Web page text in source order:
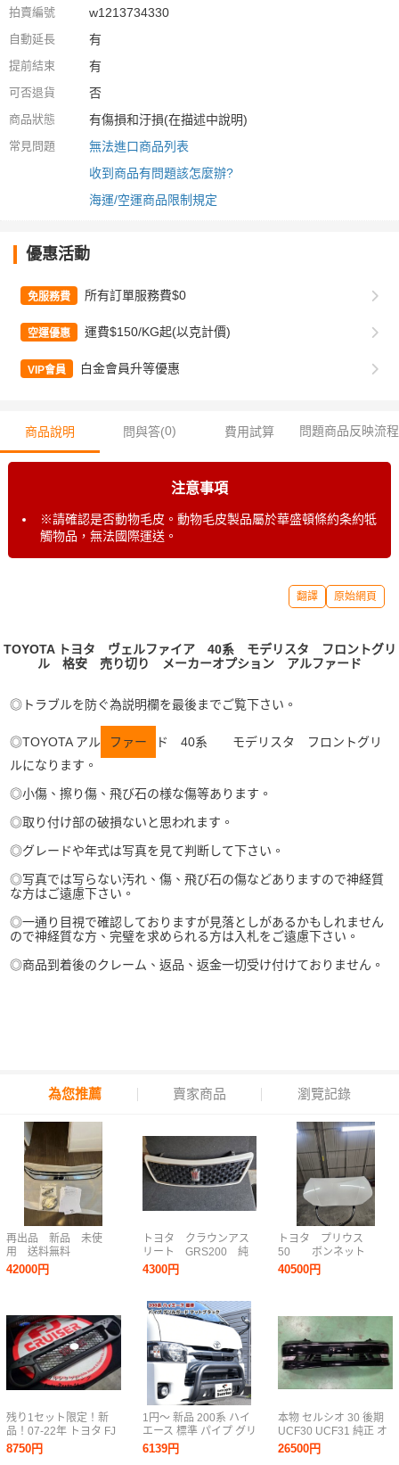
拍賣編號 w1213734330
自動延長 有
提前結束 有
可否退貨 否
商品狀態 有傷損和汙損(在描述中說明)
常見問題
無法進口商品列表
收到商品有問題該怎麼辦?
海運/空運商品限制規定
優惠活動
免服務費 所有訂單服務費$0
空運優惠 運費$150/KG起(以克計價)
VIP會員 白金會員升等優惠
商品說明 問與答(0) 費用試算 問題商品反映流程
注意事項
※請確認是否動物毛皮。動物毛皮製品屬於華盛頓條約条約牴
觸物品，無法國際運送。
翻譯 原始網頁
TOYOTA トヨタ ヴェルファイア 40系 モデリスタ フロントグリ
ル 格安 売り切り メーカーオプション アルファード
◎トラブルを防ぐ為説明欄を最後までご覧下さい。
◎TOYOTA アル ファー
ド 40系 モデリスタ フロントグリ
ルになります。
◎小傷、擦り傷、飛び石の様な傷等あります。
◎取り付け部の破損ないと思われます。
◎グレードや年式は写真を見て判断して下さい。
◎写真では写らない汚れ、傷、飛び石の傷などありますので神経質
な方はご遠慮下さい。
◎一通り目視で確認しておりますが見落としがあるかもしれません
ので神経質な方、完璧を求められる方は入札をご遠慮下さい。
◎商品到着後のクレーム、返品、返金一切受け付けておりません。
為您推薦 賣家商品 瀏覽記錄
再出品 新品 未使
用 送料無料
MODELLSTA 90 ヴォク
シー モデリスタ シグネ
ZWR90W/ZWR95W/MZRA90W/MZRA95W
42000円
残り1セット限定！新
品！07-22年 トヨタ FJ
クルーザー対応 TRDル
ック フロントグリル ア
8750円
トヨタ クラウンアス
リート GRS200 純
正 フロントグリル
4300円
1円～ 新品 200系 ハイ
エース 標準 パイプ グリ
ル ガード マット ブラ
ック スキッド プレート
6139円
トヨタ プリウス
50 ボンネット
070
40500円
本物 セルシオ 30 後期
UCF30 UCF31 純正 オ
プションフロント バン
パー リップスポイラー
26500円